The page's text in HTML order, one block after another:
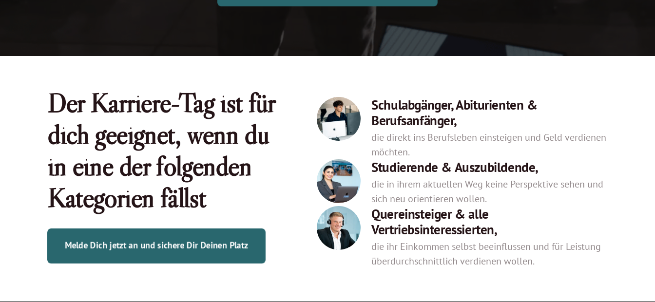
Der Karriere-Tag ist für
dich geeignet, wenn du
in eine der folgenden
Kategorien fällst
Melde Dich jetzt an und sichere Dir Deinen Platz
Schulabgänger, Abiturienten &
Berufsanfänger,
die direkt ins Berufsleben einsteigen und Geld verdienen
möchten.
Studierende & Auszubildende,
die in ihrem aktuellen Weg keine Perspektive sehen und
sich neu orientieren wollen.
Quereinsteiger & alle
Vertriebsinteressierten,
die ihr Einkommen selbst beeinflussen und für Leistung
überdurchschnittlich verdienen wollen.